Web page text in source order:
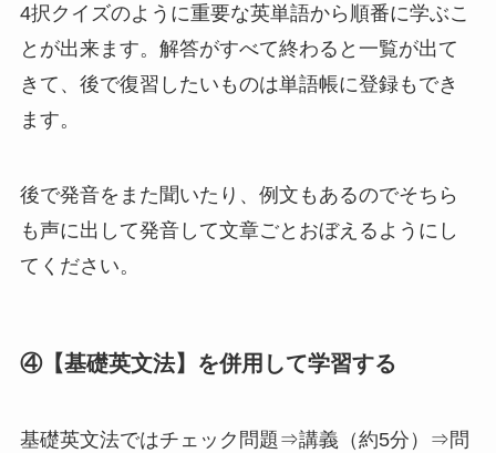
4択クイズのように重要な英単語から順番に学ぶこ
とが出来ます。解答がすべて終わると一覧が出て
きて、後で復習したいものは単語帳に登録もでき
ます。
後で発音をまた聞いたり、例文もあるのでそちら
も声に出して発音して文章ごとおぼえるようにし
てください。
④【基礎英文法】を併用して学習する
基礎英文法ではチェック問題⇒講義（約5分）⇒問